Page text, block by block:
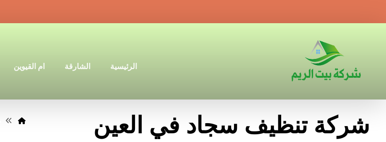
الرئيسية الشارقة ام القيوين
شركة تنظيف سجاد في العين